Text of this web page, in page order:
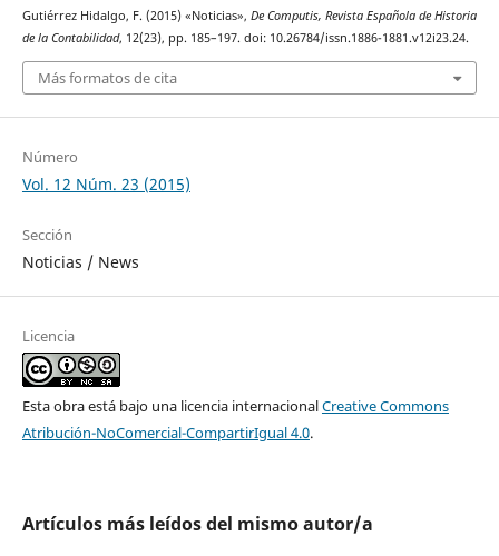
Gutiérrez Hidalgo, F. (2015) «Noticias», De Computis, Revista Española de Historia
de la Contabilidad, 12(23), pp. 185–197. doi: 10.26784/issn.1886-1881.v12i23.24.
Más formatos de cita
Número
Vol. 12 Núm. 23 (2015)
Sección
Noticias / News
Licencia
Esta obra está bajo una licencia internacionalCreative Commons
Atribución-NoComercial-CompartirIgual 4.0.
Artículos más leídos del mismo autor/a